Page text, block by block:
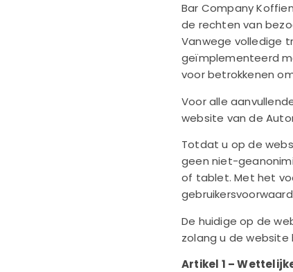
Bar Company
de rechten van
Vanwege volledige
geïmplementeerd
voor betrokkenen
Voor alle
website van de
Totdat u op de
geen niet-
of tablet. Met het
De huidige op de
zolang u de
Artikel 1 –